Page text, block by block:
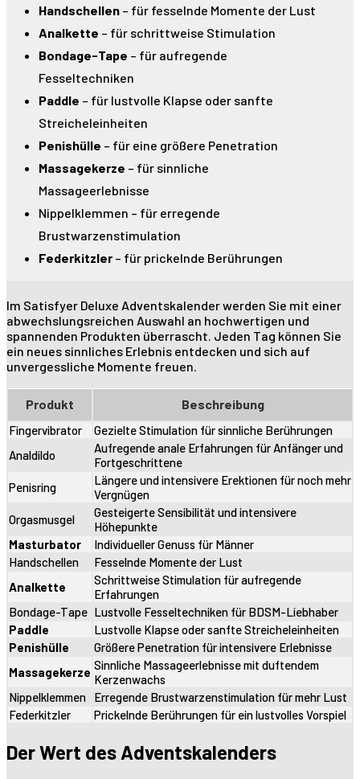
Handschellen – für fesselnde Momente der Lust
Analkette – für schrittweise Stimulation
Bondage-Tape – für aufregende
Fesseltechniken
Paddle – für lustvolle Klapse oder sanfte
Streicheleinheiten
Penishülle – für eine größere Penetration
Massagekerze – für sinnliche
Massageerlebnisse
Nippelklemmen – für erregende
Brustwarzenstimulation
Federkitzler – für prickelnde Berührungen
Im Satisfyer Deluxe Adventskalender werden Sie mit einer
abwechslungsreichen Auswahl an hochwertigen und
spannenden Produkten überrascht. Jeden Tag können Sie
ein neues sinnliches Erlebnis entdecken und sich auf
unvergessliche Momente freuen.
Produkt Beschreibung
Fingervibrator
Gezielte Stimulation für sinnliche Berührungen
Analdildo
Aufregende anale Erfahrungen für Anfänger und
Fortgeschrittene
Penisring
Längere und intensivere Erektionen für noch mehr
Vergnügen
Orgasmusgel
Gesteigerte Sensibilität und intensivere
Höhepunkte
Masturbator
Individueller Genuss für Männer
Handschellen
Fesselnde Momente der Lust
Analkette
Schrittweise Stimulation für aufregende
Erfahrungen
Bondage-Tape Lustvolle Fesseltechniken für BDSM-Liebhaber
Paddle
Lustvolle Klapse oder sanfte Streicheleinheiten
Penishülle
Größere Penetration für intensivere Erlebnisse
Massagekerze Sinnliche Massageerlebnisse mit duftendem
Kerzenwachs
Nippelklemmen
Erregende Brustwarzenstimulation für mehr Lust
Federkitzler
Prickelnde Berührungen für ein lustvolles Vorspiel
Der Wert des Adventskalenders